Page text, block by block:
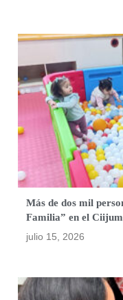
Más de dos mil
Familia” en el
julio 15, 2026